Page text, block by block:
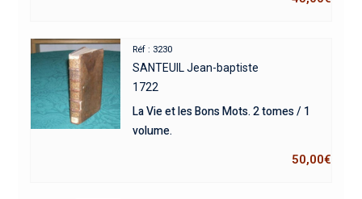
Réf : 3230
SANTEUIL Jean-baptiste
1722
La Vie et les Bons Mots. 2 tomes / 1
volume.
50,00€